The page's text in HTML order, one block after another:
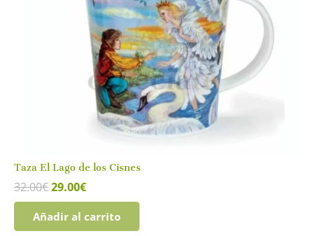
Taza El Lago de los Cisnes
32.00€ El
precio
original
era:
29.00€El
precio
actual
es:
Añadir al carrito